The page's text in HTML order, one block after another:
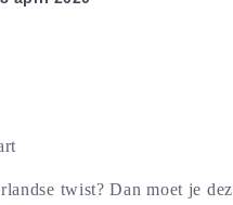
twist? Dan moet je